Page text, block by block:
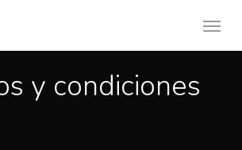
y condiciones